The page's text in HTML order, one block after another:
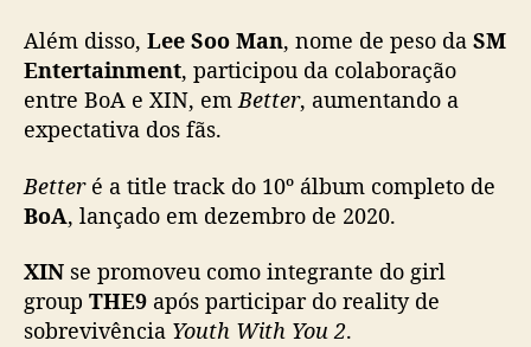
o
c
h
a
m
p
Além disso, Lee Soo Man, nome de peso da SM
Entertainment, participou da colaboração
entre BoA e XIN, emBetter, aumentando a
expectativa dos fãs.
Betteré a title track do 10º álbum completo de
BoA, lançado em dezembro de 2020.
XIN se promoveu como integrante do girl
group THE9 após participar do reality de
sobrevivência Youth With You 2.